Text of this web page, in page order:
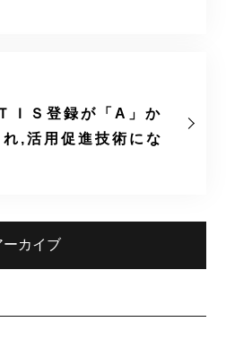
Ｓ登録が「A」か
,活用促進技術にな
ーカイブ